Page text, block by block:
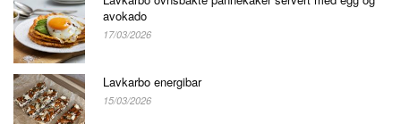
avokado
17/03/2026
Lavkarbo energibar
15/03/2026